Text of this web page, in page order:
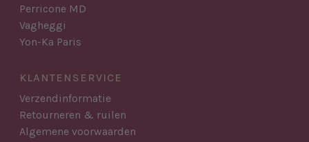
Perricone MD
Vagheggi
Yon-Ka Paris
KLANTENSERVICE
Verzendinformatie
Retourneren & ruilen
Algemene voorwaarden